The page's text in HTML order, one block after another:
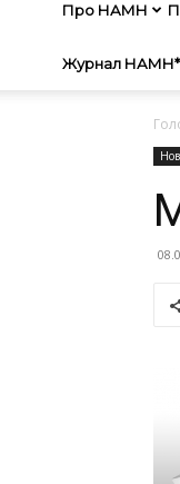
Про НАМН
Журнал НАМН*